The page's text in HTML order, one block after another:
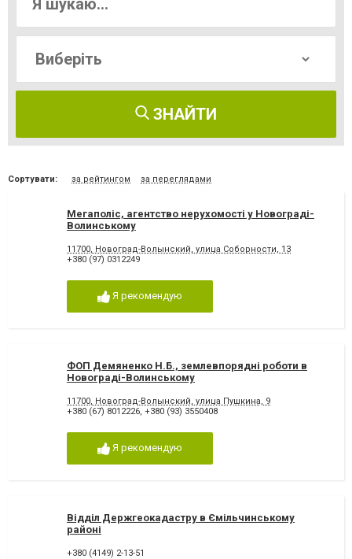
ЗНАЙТИ
Сортувати: за рейтингом за переглядами
Мегаполіс, агентство нерухомості у Новограді-
Волинському
11700, Новоград-Волынский, улица Соборности, 13
+380 (97) 0312249
Я рекомендую
ФОП Демяненко Н.Б., землевпорядні роботи в
Новограді-Волинському
11700, Новоград-Волынский, улица Пушкина, 9
+380 (67) 8012226, +380 (93) 3550408
Я рекомендую
Відділ Держгеокадастру в Ємільчинському
районі
+380 (4149) 2-13-51